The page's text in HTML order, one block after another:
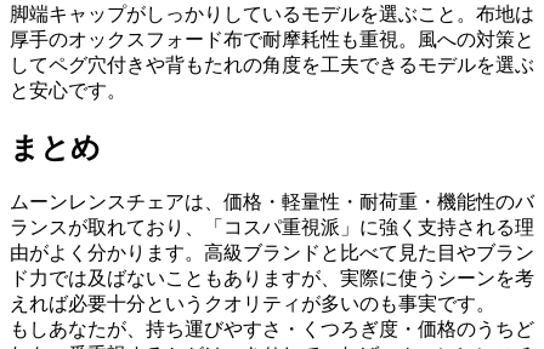
脚端キャップがしっかりしているモデルを選ぶこと。布地は
厚手のオックスフォード布で耐摩耗性も重視。風への対策と
してペグ穴付きや背もたれの角度を工夫できるモデルを選ぶ
と安心です。
まとめ
ムーンレンスチェアは、価格・軽量性・耐荷重・機能性のバ
ランスが取れており、「コスパ重視派」に強く支持される理
由がよく分かります。高級ブランドと比べて見た目やブラン
ド力では及ばないこともありますが、実際に使うシーンを考
えれば必要十分というクオリティが多いのも事実です。
もしあなたが、持ち運びやすさ・くつろぎ度・価格のうちど